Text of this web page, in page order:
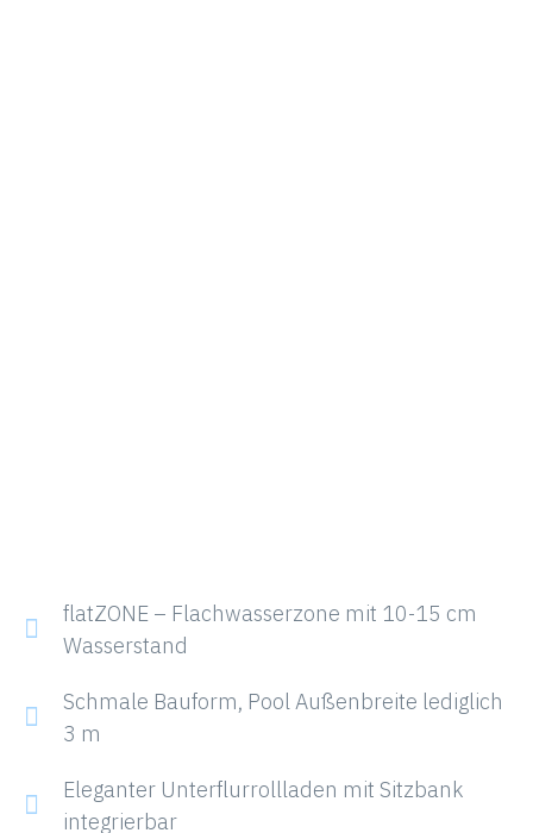
flatZONE – Flachwasserzone mit 10-15 cm
Wasserstand
Schmale Bauform, Pool Außenbreite lediglich
3 m
Eleganter Unterflurrollladen mit Sitzbank
integrierbar